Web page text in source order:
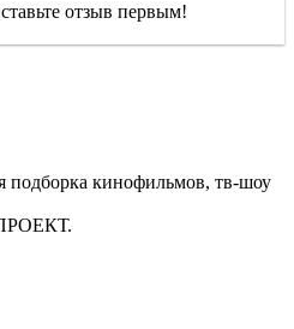
отзыв первым!
кинофильмов, тв-шоу